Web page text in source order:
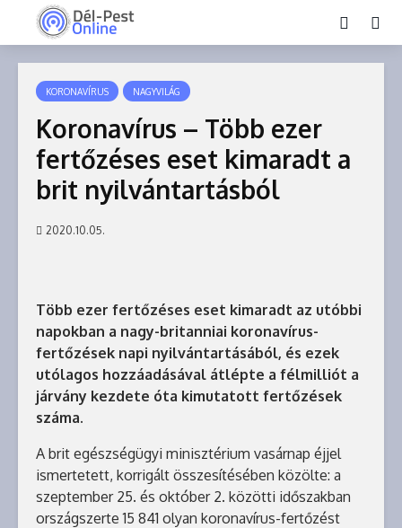
KORONAVÍRUS NAGYVILÁG
Koronavírus – Több ezer
fertőzéses eset kimaradt a
brit nyilvántartásból
2020.10.05.
Több ezer fertőzéses eset kimaradt az utóbbi
napokban a nagy-britanniai koronavírus-
fertőzések napi nyilvántartásából, és ezek
utólagos hozzáadásával átlépte a félmilliót a
járvány kezdete óta kimutatott fertőzések
száma.
A brit egészségügyi minisztérium vasárnap éjjel
ismertetett, korrigált összesítésében közölte: a
szeptember 25. és október 2. közötti időszakban
országszerte 15 841 olyan koronavírus-fertőzést